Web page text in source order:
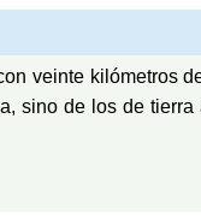
veinte kilómetros
sino de los de